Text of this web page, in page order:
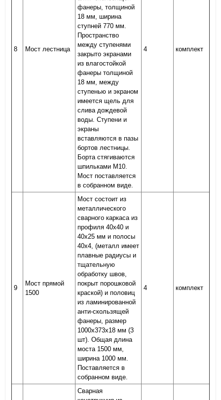
8 Мост лестница
фанеры, толщиной
18 мм, ширина
ступней 770 мм.
Пространство
между ступенями
закрыто экранами
из влагостойкой
фанеры толщиной
18 мм, между
ступенью и экраном
имеется щель для
слива дождевой
воды. Ступени и
экраны
вставляются в пазы
бортов лестницы.
Борта стягиваются
шпильками М10.
Мост поставляется
в собранном виде.
4 комплект
9
Мост прямой
1500
Мост состоит из
металлического
сварного каркаса из
профиля 40х40 и
40х25 мм и полосы
40х4, (металл имеет
плавные радиусы и
тщательную
обработку швов,
покрыт порошковой
краской) и половиц
из ламинированной
анти-скользящей
фанеры, размер
1000х373х18 мм (3
шт). Общая длина
моста 1500 мм,
ширина 1000 мм.
Поставляется в
собранном виде.
4 комплект
Сварная